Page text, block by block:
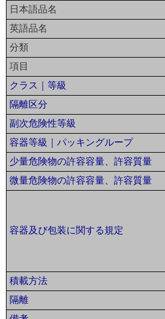
日本語品名
英語品名
分類
項目
クラス｜等級
隔離区分
副次危険性等級
容器等級｜パッキングループ
少量危険物の許容容量、許容質量
微量危険物の許容容量、許容質量
容器及び包装に関する規定
積載方法
隔離